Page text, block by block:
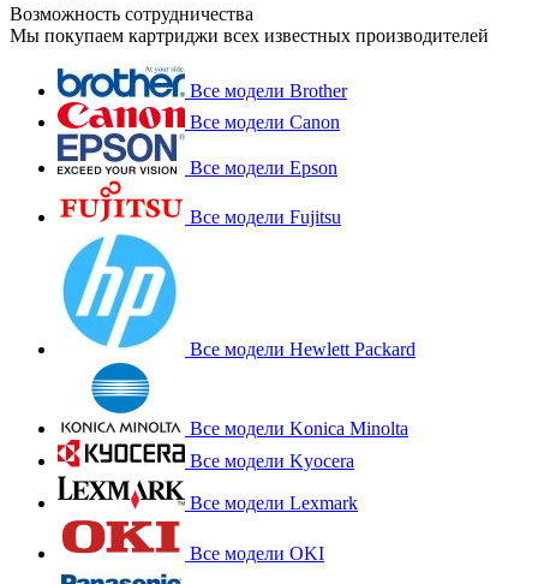
Возможность сотрудничества
Мы покупаем картриджи всех известных производителей
Все модели Brother
Все модели Canon
Все модели Epson
Все модели Fujitsu
Все модели Hewlett Packard
Все модели Konica Minolta
Все модели Kyocera
Все модели Lexmark
Все модели OKI